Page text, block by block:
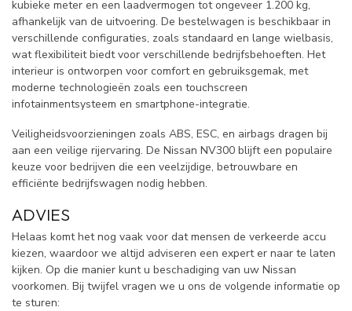
kubieke meter en een laadvermogen tot ongeveer 1.200 kg,
afhankelijk van de uitvoering. De bestelwagen is beschikbaar in
verschillende configuraties, zoals standaard en lange wielbasis,
wat flexibiliteit biedt voor verschillende bedrijfsbehoeften. Het
interieur is ontworpen voor comfort en gebruiksgemak, met
moderne technologieën zoals een touchscreen
infotainmentsysteem en smartphone-integratie.
Veiligheidsvoorzieningen zoals ABS, ESC, en airbags dragen bij
aan een veilige rijervaring. De Nissan NV300 blijft een populaire
keuze voor bedrijven die een veelzijdige, betrouwbare en
efficiënte bedrijfswagen nodig hebben.
ADVIES
Helaas komt het nog vaak voor dat mensen de verkeerde accu
kiezen, waardoor we altijd adviseren een expert er naar te laten
kijken. Op die manier kunt u beschadiging van uw Nissan
voorkomen. Bij twijfel vragen we u ons de volgende informatie op
te sturen: